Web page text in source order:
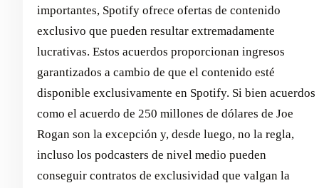
importantes, Spotify ofrece ofertas de contenido
exclusivo que pueden resultar extremadamente
lucrativas. Estos acuerdos proporcionan ingresos
garantizados a cambio de que el contenido esté
disponible exclusivamente en Spotify. Si bien acuerdos
como el acuerdo de 250 millones de dólares de Joe
Rogan son la excepción y, desde luego, no la regla,
incluso los podcasters de nivel medio pueden
conseguir contratos de exclusividad que valgan la